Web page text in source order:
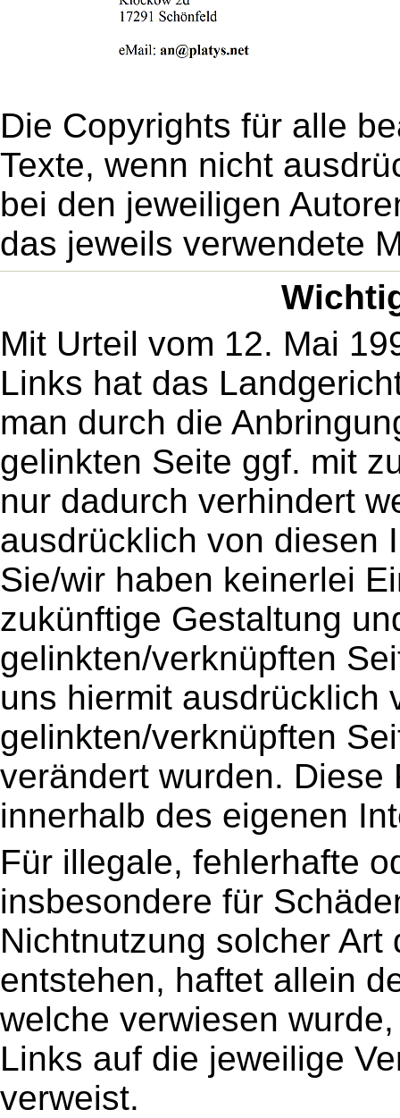
Die Copyrights für alle
Texte, wenn nicht
bei den jeweiligen
das jeweils verwendete
Mit Urteil vom 12. Mai
Links hat das
man durch die
gelinkten Seite ggf. mit
nur dadurch verhindert
ausdrücklich von diesen
Sie/wir haben keinerlei
zukünftige Gestaltung
gelinkten/verknüpften
uns hiermit ausdrücklich
gelinkten/verknüpften
verändert wurden.
innerhalb des eigenen
Für illegale, fehlerhafte
insbesondere für
Nichtnutzung solcher
entstehen, haftet allein
welche verwiesen
Links auf die jeweilige
verweist.